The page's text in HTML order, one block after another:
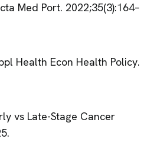
Med Port. 2022;35(3):164–
Health Econ Health Policy.
vs Late-Stage Cancer